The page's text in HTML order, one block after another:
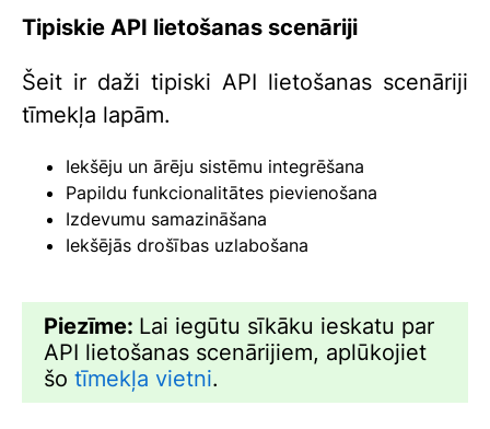
Tipiskie API lietošanas scenāriji
Šeit ir daži tipiski API lietošanas scenāriji
tīmekļa lapām.
Iekšēju un ārēju sistēmu integrēšana
Papildu funkcionalitātes pievienošana
Izdevumu samazināšana
Iekšējās drošības uzlabošana
Piezīme: Lai iegūtu sīkāku ieskatu par
API lietošanas scenārijiem, aplūkojiet
šo tīmekļa vietni.